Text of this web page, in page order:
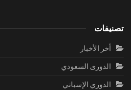
تصنيفات
أخر الأخبار
الدورى السعودي
الدوري الإسباني